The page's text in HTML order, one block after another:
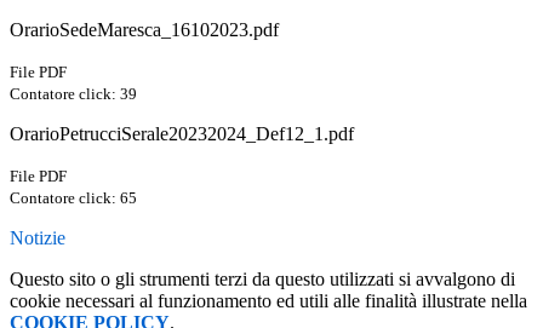
OrarioSedeMaresca_16102023.pdf
File PDF
Contatore click: 39
OrarioPetrucciSerale20232024_Def12_1.pdf
File PDF
Contatore click: 65
Notizie
Questo sito o gli strumenti terzi da questo utilizzati si avvalgono di
cookie necessari al funzionamento ed utili alle finalità illustrate nella
COOKIE POLICY.